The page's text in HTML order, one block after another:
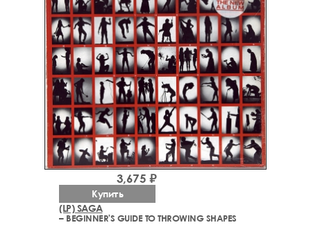
(LP) SAGA
– BEGINNER'S GUIDE TO THROWING SHAPES
3,675 ₽
Купить